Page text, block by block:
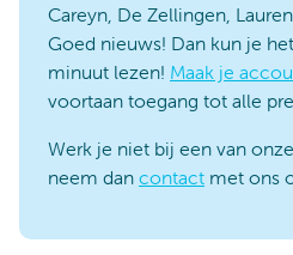
Careyn, De Zellingen,
Goed nieuws! Dan kun je
minuut lezen! Maak je
voortaan toegang tot alle
Werk je niet bij een van
neem dan contact met ons